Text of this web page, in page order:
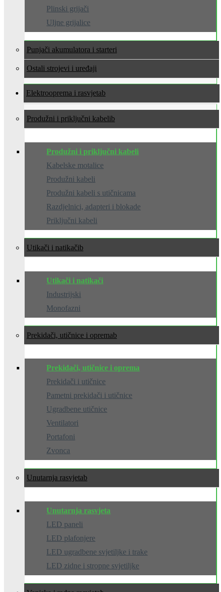
Plinski grijači
Uljne grijalice
Punjači akumulatora i starteri
Ostali strojevi i uređaji
Elektrooprema i rasvjeta
Produžni i priključni kabeli
Produžni i priključni kabeli
Kabelske motalice
Produžni kabeli
Produžni kabeli s utičnicama
Razdjelnici, adapteri i blokade
Priključni kabeli
Utikači i natikači
Utikači i natikači
Industrijski
Monofazni
Prekidači, utičnice i oprema
Prekidači, utičnice i oprema
Prekidači i utičnice
Pametni prekidači i utičnice
Ugradbene utičnice
Ventilatori
Portafoni
Zvonca
Unutarnja rasvjeta
Unutarnja rasvjeta
LED paneli
LED plafonjere
LED ugradbene svjetiljke i trake
LED zidne i stropne svjetiljke